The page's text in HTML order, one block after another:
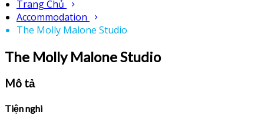
Trang Chủ
Accommodation
The Molly Malone Studio
The Molly Malone Studio
Mô tả
Tiện nghi